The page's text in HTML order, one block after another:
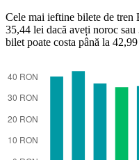
Cele mai ieftine bilete de tren
35,44 lei dacă aveți noroc
bilet poate costa până la